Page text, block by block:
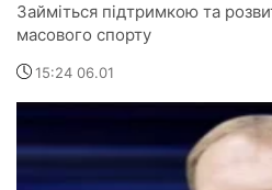
Займіться підтримкою та
масового спорту
15:24 06.01